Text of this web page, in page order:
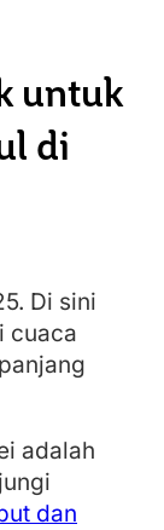
untuk
di
Di sini
cuaca
adalah
dan